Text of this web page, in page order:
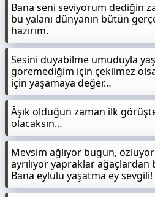
Bana seni seviyorum dediğin
bu yalanı dünyanın bütün
hazırım.
Sesini duyabilme umuduyla
göremediğim için çekilmez
için yaşamaya değer…
Âşık olduğun zaman ilk
olacaksın…
Mevsim ağlıyor bugün,
ayrılıyor yapraklar ağaçlardan
Bana eylülü yaşatma ey sevgili!